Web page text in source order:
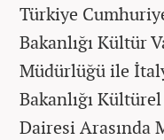
Türkiye
Bakanlığı Kültür
Müdürlüğü ile
Bakanlığı
Dairesi Arasında